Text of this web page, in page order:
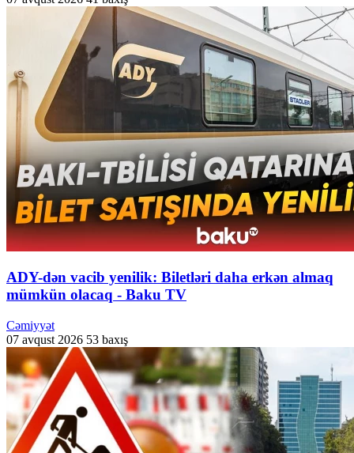
ADY-dən vacib yenilik: Biletləri daha erkən almaq
mümkün olacaq - Baku TV
Cəmiyyət
07 avqust 2026 53 baxış